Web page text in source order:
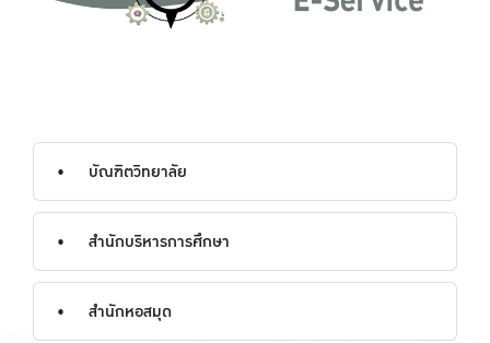
บัณฑิตวิทยาลัย
สำนักบริหารการศึกษา
สำนักหอสมุด